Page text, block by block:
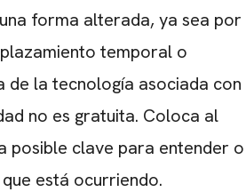
forma alterada, ya sea por
temporal o
de la tecnología asociada con
no es gratuita. Coloca al
posible clave para entender o
está ocurriendo.